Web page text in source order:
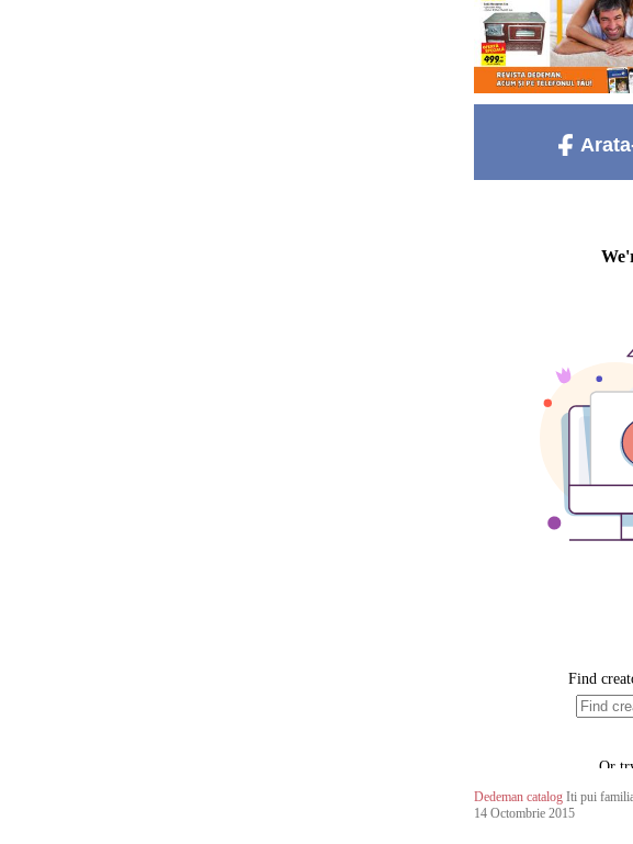
Dedeman catalog Iti pui
14 Octombrie 2015